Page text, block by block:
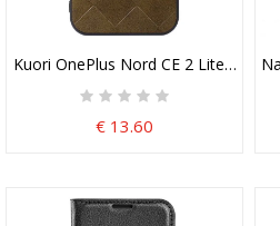
Kuori OnePlus Nord CE 2 Lite 5G
€ 13.60